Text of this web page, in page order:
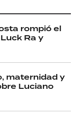
rompió el
Ra y
maternidad y
Luciano